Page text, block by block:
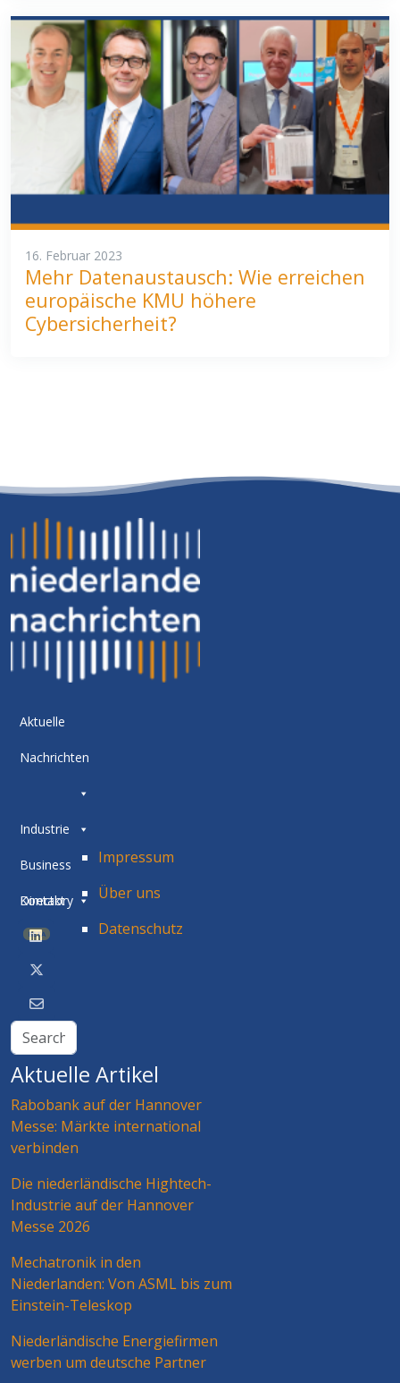
16. Februar 2023
Mehr Datenaustausch: Wie erreichen
europäische KMU höhere
Cybersicherheit?
Aktuelle
Nachrichten
Industrie
Business
Directory
BETA
Kontakt
Impressum
Über uns
Datenschutz
Aktuelle Artikel
Rabobank auf der Hannover
Messe: Märkte international
verbinden
Die niederländische Hightech-
Industrie auf der Hannover
Messe 2026
Mechatronik in den
Niederlanden: Von ASML bis zum
Einstein-Teleskop
Niederländische Energiefirmen
werben um deutsche Partner